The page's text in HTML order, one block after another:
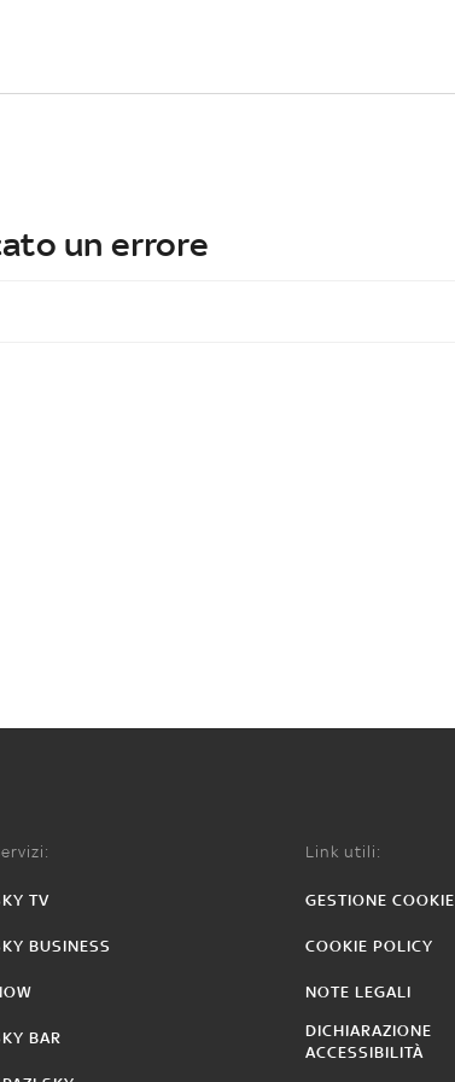
un errore
TV
BUSINESS
BAR
Link utili:
GESTIONE COOKIE
COOKIE POLICY
NOTE LEGALI
DICHIARAZIONE
ACCESSIBILITÀ